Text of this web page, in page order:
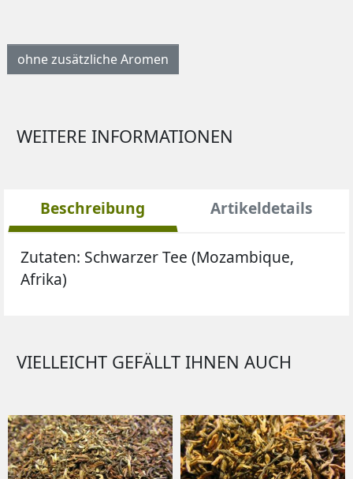
ohne zusätzliche Aromen
WEITERE INFORMATIONEN
Beschreibung Artikeldetails
Zutaten: Schwarzer Tee (Mozambique,
Afrika)
VIELLEICHT GEFÄLLT IHNEN AUCH